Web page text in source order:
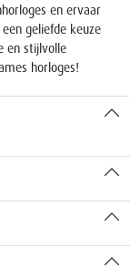
en ervaar
geliefde keuze
en stijlvolle
horloges!